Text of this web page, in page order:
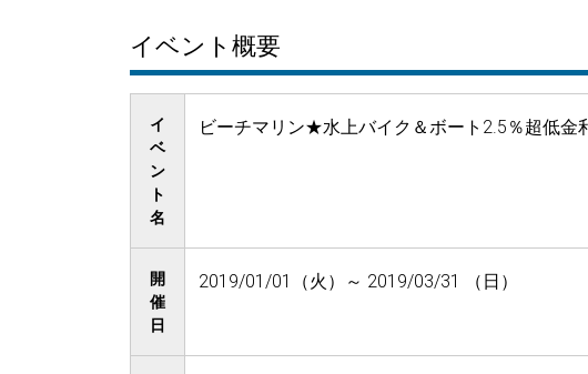
イベント概要
イ
ベ
ン
ト
名
ビーチマリン★水上バイク＆ボート2.5％超低金
開
催
日
2019/01/01（火）～ 2019/03/31 （日）